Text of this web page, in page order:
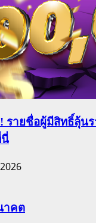
รายชื่อผู้มีสิทธิ์ลุ้นร
นี่
าคต